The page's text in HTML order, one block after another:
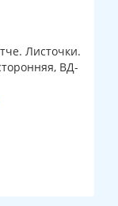
Листочки.
ВД-